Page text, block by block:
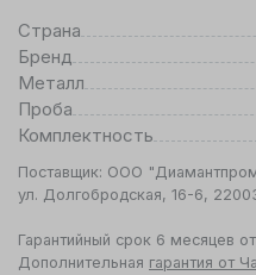
Страна
Бренд
Металл
Проба
Комплектность
Поставщик: ООО
ул. Долгобродская, 16-6,
Гарантийный срок 6 месяцев
Дополнительная гарантия от